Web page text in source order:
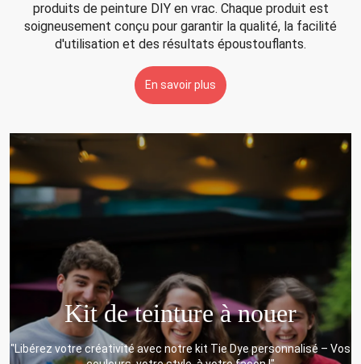
produits de peinture DIY en vrac. Chaque produit est
soigneusement conçu pour garantir la qualité, la facilité
d'utilisation et des résultats époustouflants.
En savoir plus
Kit de teinture à nouer
"Libérez votre créativité avec notre kit Tie Dye personnalisé – Vos